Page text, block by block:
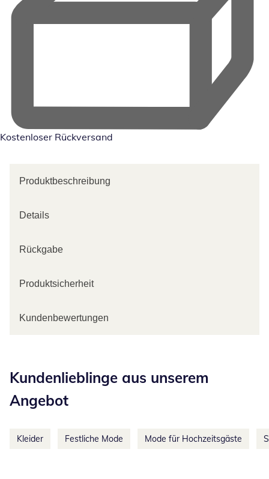
Kostenloser Rückversand
Produktbeschreibung
Details
Rückgabe
Produktsicherheit
Kundenbewertungen
Kundenlieblinge aus unserem
Angebot
Kleider Festliche Mode Mode für Hochzeitsgäste